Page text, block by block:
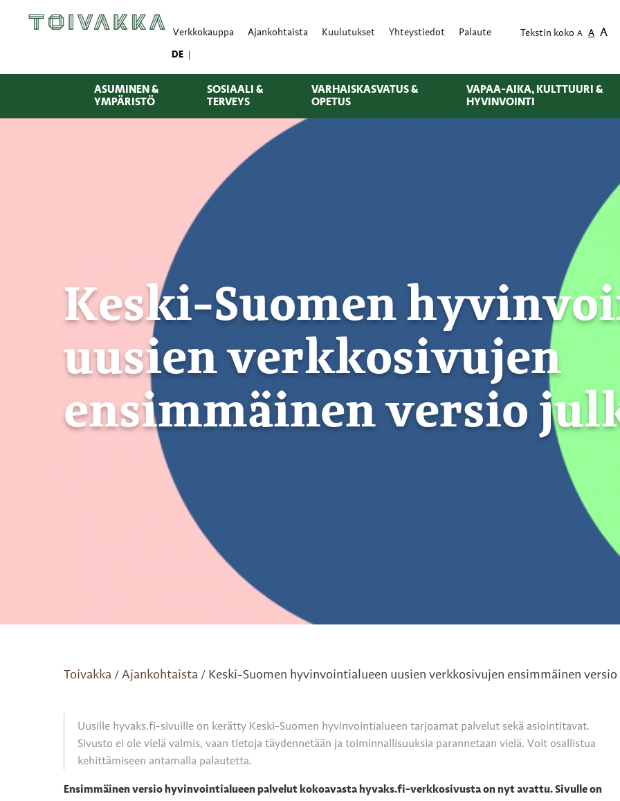
Verkkokauppa Ajankohtaista Kuulutukset Yhteystiedot Palaute Tekstin koko A A A
DE
ASUMINEN &
YMPÄRISTÖ
SOSIAALI &
TERVEYS
VARHAISKASVATUS &
OPETUS
VAPAA-AIKA, KULTTUURI &
HYVINVOINTI
Keski-Suomen
uusien verkkosivujen
ensimmäinen versio
Toivakka / Ajankohtaista / Keski-Suomen hyvinvointialueen uusien verkkosivujen ensimmäinen
Uusille hyvaks.fi-sivuille on kerätty Keski-Suomen hyvinvointialueen tarjoamat palvelut sekä asiointitavat.
Sivusto ei ole vielä valmis, vaan tietoja täydennetään ja toiminnallisuuksia parannetaan vielä. Voit osallistua
kehittämiseen antamalla palautetta.
Ensimmäinen versio hyvinvointialueen palvelut kokoavasta hyvaks.fi-verkkosivusta on nyt avattu. Sivulle on